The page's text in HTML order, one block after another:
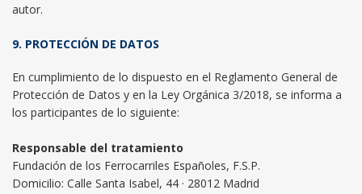
autor.
9. PROTECCIÓN DE DATOS
En cumplimiento de lo dispuesto en el Reglamento General de
Protección de Datos y en la Ley Orgánica 3/2018, se informa a
los participantes de lo siguiente:
Responsable del tratamiento
Fundación de los Ferrocarriles Españoles, F.S.P.
Domicilio: Calle Santa Isabel, 44 · 28012 Madrid